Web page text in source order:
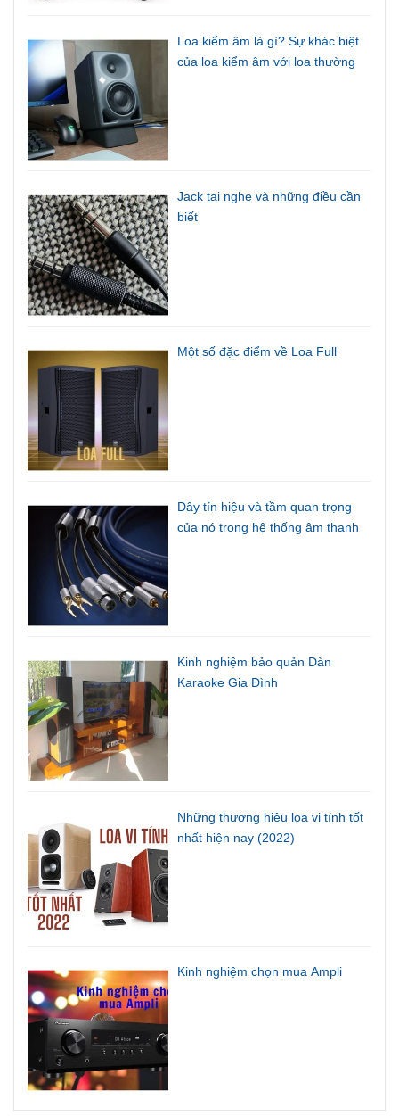
Loa kiểm âm là gì? Sự khác biệt
của loa kiểm âm với loa thường
Jack tai nghe và những điều cần
biết
Một số đặc điểm về Loa Full
Dây tín hiệu và tầm quan trọng
của nó trong hệ thống âm thanh
Kinh nghiệm bảo quản Dàn
Karaoke Gia Đình
Những thương hiệu loa vi tính tốt
nhất hiện nay (2022)
Kinh nghiệm chọn mua Ampli